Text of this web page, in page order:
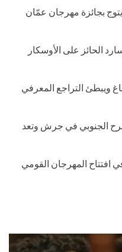
يتوج بجائزة مهرجان عمّان
الحائز على الأوسكار
ويبطئ التراجع المعرفي
الجنوبي في جرش وتعد
افتتاح المهرجان القومي